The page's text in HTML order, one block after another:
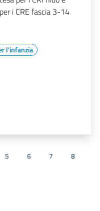
i CRE fascia 3-14
l'infanzia
5 6 7
8